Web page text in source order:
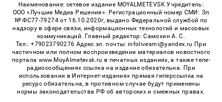
Наименование: сетевое издание MOYALMETEVSK Учредитель:
ООО «Лучшие Медиа Решения». Регистрационный номер СМИ: Эл
№ ФС77-79274 от 16.10.2020г, выдано Федеральной службой по
надзору в сфере связи, информационных технологий и массовых
коммуникаций. Главный редактор: Самохин А. С.
Тел.: +79023790276 Адрес эл. почты: infolivesmi@yandex.ru При
частичном или полном воспроизведении материалов новостного
портала www.MoyAlmetevsk.ru в печатных изданиях, а также теле-
радиосообщениях ссылка на издание обязательна. При
использовании в Интернет-изданиях прямая гиперссылка на
ресурс обязательна, в противном случае будут применены
нормы законодательства РФ об авторских и смежных правах.